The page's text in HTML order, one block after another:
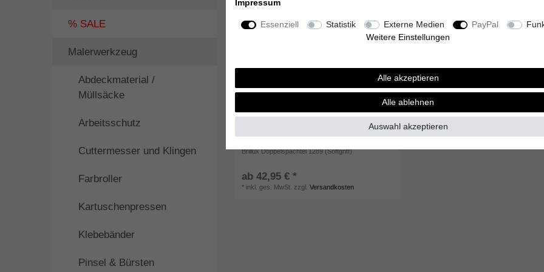
% SALE
Malerwerkzeug
Abdeckmaterial /
Müllsäcke
Arbeitsschutz
Cuttermesser und Klingen
Farbroller
Kartuschenpressen
Klebebänder
Pinsel & Bürsten
Brillux Doppelspachtel 1289 (Softgriff)
ab 42,95 € *
* inkl. ges. MwSt. zzgl.Versandkosten
Impressum
Essenziell Statistik Externe Medien PayPal
Weitere Einstellungen
Alle akzeptieren
Alle ablehnen
Auswahl akzeptieren